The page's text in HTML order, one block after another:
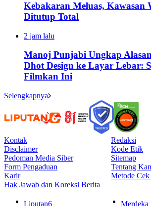
Kebakaran Meluas, Kawasan
Ditutup Total
2 jam lalu
Manoj Punjabi Ungkap
Dhot Design ke Layar Lebar:
Filmkan Ini
Selengkapnya
Kontak
Redaksi
Disclaimer
Kode Etik
Pedoman Media Siber
Sitemap
Form Pengaduan
Tentang
Karir
Metode Cek
Hak Jawab dan Koreksi Berita
Liputan6 Merdeka